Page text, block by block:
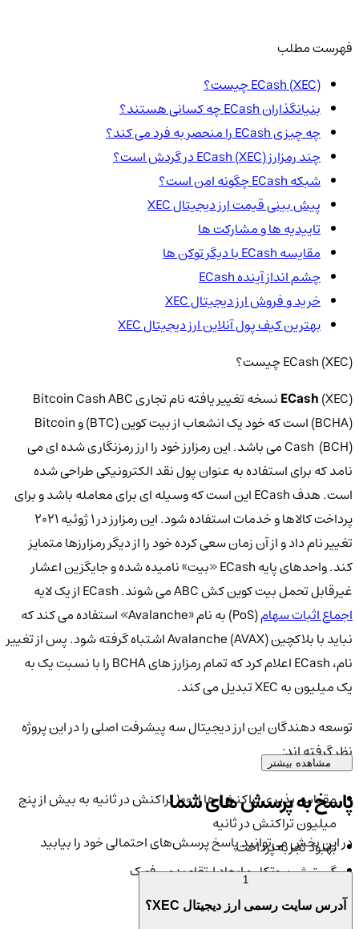
فهرست مطلب
ECash (XEC) چیست؟
بنیانگذاران ECash چه کسانی هستند؟
چه چیزی ECash را منحصر به فرد می کند؟
چند رمزارز ECash (XEC) در گردش است؟
شبکه ECash چگونه امن است؟
پیش بینی قیمت ارز دیجیتال XEC
تاییدیه ها و مشارکت ها
مقایسه ECash با دیگر توکن ها
چشم انداز آینده ECash
خرید و فروش ارز دیجیتال XEC
بهترین کیف پول آنلاین ارز دیجیتال XEC
ECash (XEC) چیست؟
ECash
(XEC) نسخه تغییر یافته نام تجاری Bitcoin Cash ABC
(BCHA) است که خود یک انشعاب از بیت کوین (BTC) و Bitcoin
Cash (BCH) می باشد. این رمزارز خود را ارز رمزنگاری شده ای می
نامد که برای استفاده به عنوان پول نقد الکترونیکی طراحی شده
است. هدف ECash این است که وسیله ای برای معامله باشد و برای
پرداخت کالاها و خدمات استفاده شود. این رمزارز در 1 ژوئیه 2021
تغییر نام داد و از آن زمان سعی کرده خود را از دیگر رمزارزها متمایز
کند. واحدهای پایه ECash «بیت» نامیده شده و جایگزین اعشار
غیرقابل تحمل بیت کوین کش ABC می شوند. ECash از یک لایه
اجماع اثبات سهام
(PoS) به نام «Avalanche» استفاده می کند که
نباید با بلاکچین Avalanche (AVAX) اشتباه گرفته شود. پس از تغییر
نام، ECash اعلام کرد که تمام رمزارز های BCHA را با نسبت یک به
یک میلیون به XEC تبدیل می کند.
توسعه دهندگان این ارز دیجیتال سه پیشرفت اصلی را در این پروژه
نظر گرفته اند:
مقیاس پذیری تراکنش ها از 100 تراکنش در ثانیه به بیش از پنج
میلیون تراکنش در ثانیه
بهبود تجربه پرداخت
گسترش پروتکل و ایجاد ارتقاء بدون فورک
بنیانگذاران ECash چه کسانی هستند؟
مشاهده بیشتر
پاسخ به پرسش های شما
در این بخش می‌توانید پاسخ پرسش‌های احتمالی خود را بیابید
آدرس سایت رسمی ارز دیجیتال XEC؟